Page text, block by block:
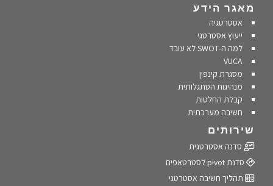
מאגר הידע
אסטרטגיה
ייעוץ אסטרטגי
למה ה-SWOT לא עובד
VUCA
מסגרת קינפין
מנהיגות הסתגלותית
קבלת החלטות
חשיבה מערכתית
שירותים
סדנה אסטרטגית
סדנת pivot לסטרטאפים
תהליך חשיבה אסטרטגי